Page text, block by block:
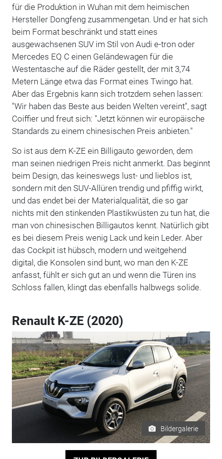
für die Produktion in Wuhan mit dem heimischen
Hersteller Dongfeng zusammengetan. Und er hat sich
beim Format beschränkt und statt eines
ausgewachsenen SUV im Stil von Audi e-tron oder
Mercedes EQ C einen Geländewagen für die
Westentasche auf die Räder gestellt, der mit 3,74
Metern Länge etwa das Format eines Twingo hat.
Aber das Ergebnis kann sich trotzdem sehen lassen:
"Wir haben das Beste aus beiden Welten vereint", sagt
Coiffier und freut sich: "Jetzt können wir europäische
Standards zu einem chinesischen Preis anbieten."
So ist aus dem K-ZE ein Billigauto geworden, dem
man seinen niedrigen Preis nicht anmerkt. Das beginnt
beim Design, das keineswegs lust- und lieblos ist,
sondern mit den SUV-Allüren trendig und pfiffig wirkt,
und das endet bei der Materialqualität, die so gar
nichts mit den stinkenden Plastikwüsten zu tun hat, die
man von chinesischen Billigautos kennt. Natürlich gibt
es bei diesem Preis wenig Lack und kein Leder. Aber
das Cockpit ist hübsch, modern und weitgehend
digital, die Konsolen sind bunt, wo man den K-ZE
anfasst, fühlt er sich gut an und wenn die Türen ins
Schloss fallen, klingt das ebenfalls halbwegs solide.
Renault K-ZE (2020)
Bildergalerie